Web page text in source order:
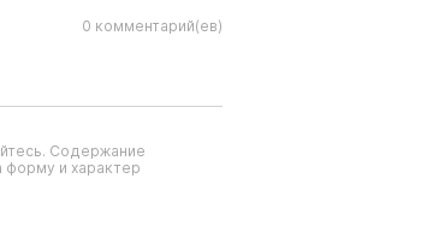
0 комментарий(ев)
Содержание
форму и характер